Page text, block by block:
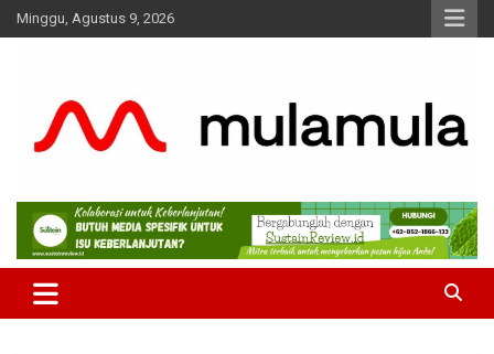
Skip
to
Minggu, Agustus 9, 2026
MulaMula
Medianya para Gen Z